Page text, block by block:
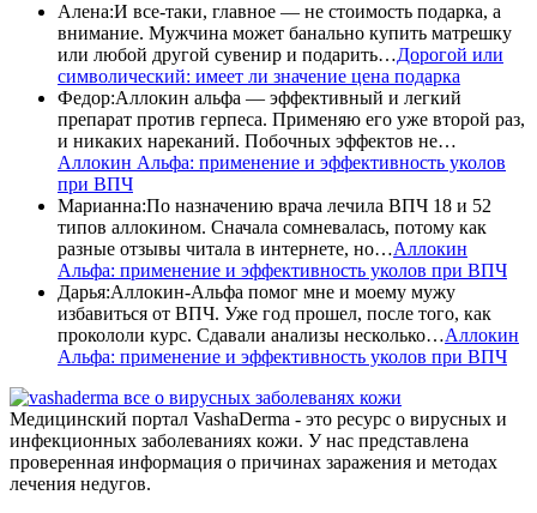
Алена:И все-таки, главное — не стоимость подарка, а
внимание. Мужчина может банально купить матрешку
или любой другой сувенир и подарить…Дорогой или
символический: имеет ли значение цена подарка
Федор:Аллокин альфа — эффективный и легкий
препарат против герпеса. Применяю его уже второй раз,
и никаких нареканий. Побочных эффектов не…
Аллокин Альфа: применение и эффективность уколов
при ВПЧ
Марианна:По назначению врача лечила ВПЧ 18 и 52
типов аллокином. Сначала сомневалась, потому как
разные отзывы читала в интернете, но…Аллокин
Альфа: применение и эффективность уколов при ВПЧ
Дарья:Аллокин-Альфа помог мне и моему мужу
избавиться от ВПЧ. Уже год прошел, после того, как
прокололи курс. Сдавали анализы несколько…Аллокин
Альфа: применение и эффективность уколов при ВПЧ
все о вирусных заболеванях кожи
Медицинский портал VashaDerma - это ресурс о вирусных и
инфекционных заболеваниях кожи. У нас представлена
проверенная информация о причинах заражения и методах
лечения недугов.